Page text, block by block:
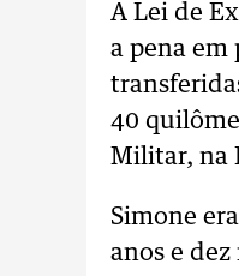
A Lei de
a pena em
40
Militar, na
Simone
anos e